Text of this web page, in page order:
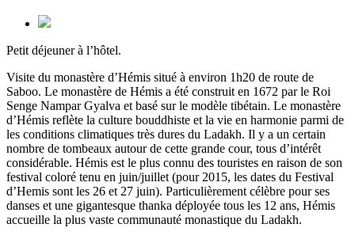
Petit déjeuner à l’hôtel.
Visite du monastère d’Hémis situé à environ 1h20 de route de
Saboo. Le monastère de Hémis a été construit en 1672 par le Roi
Senge Nampar Gyalva et basé sur le modèle tibétain. Le monastère
d’Hémis reflète la culture bouddhiste et la vie en harmonie parmi de
les conditions climatiques très dures du Ladakh. Il y a un certain
nombre de tombeaux autour de cette grande cour, tous d’intérêt
considérable. Hémis est le plus connu des touristes en raison de son
festival coloré tenu en juin/juillet (pour 2015, les dates du Festival
d’Hemis sont les 26 et 27 juin). Particulièrement célèbre pour ses
danses et une gigantesque thanka déployée tous les 12 ans, Hémis
accueille la plus vaste communauté monastique du Ladakh.